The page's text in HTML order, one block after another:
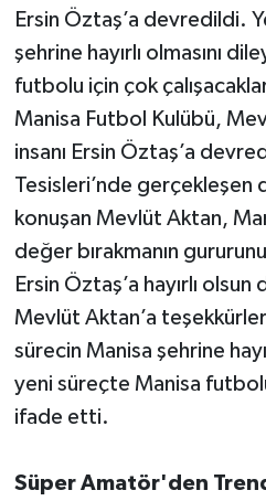
Ersin Öztaş’a devredildi.
şehrine hayırlı olmasını
futbolu için çok
Manisa Futbol Kulübü,
insanı Ersin Öztaş’a
Tesisleri’nde
konuşan Mevlüt Aktan,
değer bırakmanın
Ersin Öztaş’a hayırlı
Mevlüt Aktan’a
sürecin Manisa şehrine
yeni süreçte Manisa
ifade etti.
Süper Amatör'den